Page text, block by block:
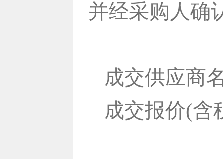
并经采购人确
成交供应商
成交报价(含